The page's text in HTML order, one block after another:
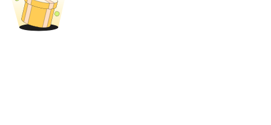
Flexibel insats för att tjäna populära tokens